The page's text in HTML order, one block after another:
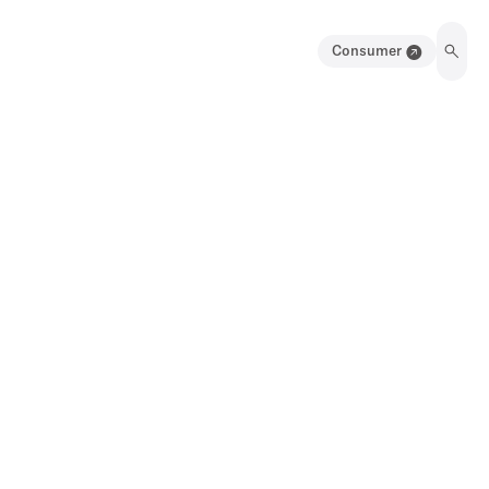
Consumer